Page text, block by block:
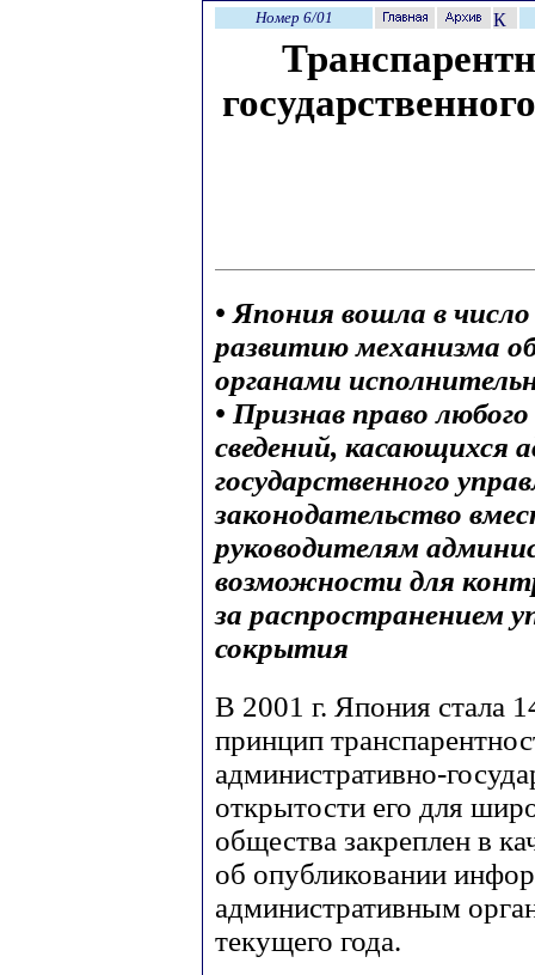
Номер 6/01
• Япония вошла в
развитию механизма
органами
• Признав право
сведений, касающихся
государственного
законодательство
руководителям
возможности для
за распространением
сокрытия
В 2001 г. Япония стала
принцип
административно-
открытости его для
общества закреплен в
об опубликовании
административным
текущего года.